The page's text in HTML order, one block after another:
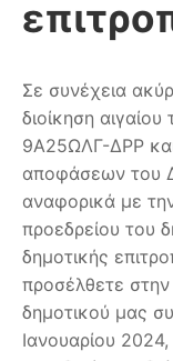
Σε συνέχεια
διοίκηση
9Α25ΩΛΓ-ΔΡΡ
αποφάσεων του
αναφορικά με
προεδρείου του
δημοτικής
προσέλθετε
δημοτικού μας
Ιανουαρίου